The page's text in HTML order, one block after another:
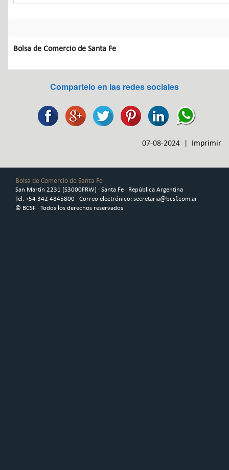
Bolsa de Comercio de Santa Fe
Compartelo en las redes sociales
07-08-2024 | Imprimir
Bolsa de Comercio de Santa Fe
San Martín 2231 (S3000FRW) · Santa Fe · República Argentina
Tel. +54 342 4845800 · Correo electrónico: secretaria@bcsf.com.ar
© BCSF · Todos los derechos reservados